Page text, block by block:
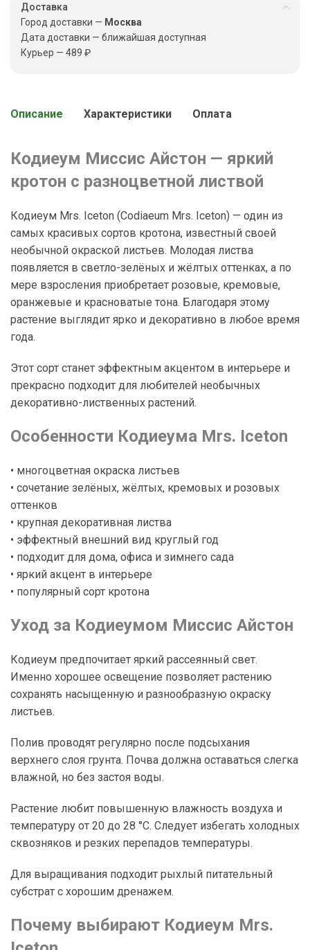
Доставка
Город доставки — Москва
Дата доставки — ближайшая доступная
Курьер — 489 ₽
Описание Характеристики Оплата
Кодиеум Миссис Айстон — яркий
кротон с разноцветной листвой
Кодиеум Mrs. Iceton (Codiaeum Mrs. Iceton) — один из
самых красивых сортов кротона, известный своей
необычной окраской листьев. Молодая листва
появляется в светло-зелёных и жёлтых оттенках, а по
мере взросления приобретает розовые, кремовые,
оранжевые и красноватые тона. Благодаря этому
растение выглядит ярко и декоративно в любое время
года.
Этот сорт станет эффектным акцентом в интерьере и
прекрасно подходит для любителей необычных
декоративно-лиственных растений.
Особенности Кодиеума Mrs. Iceton
• многоцветная окраска листьев
• сочетание зелёных, жёлтых, кремовых и розовых
оттенков
• крупная декоративная листва
• эффектный внешний вид круглый год
• подходит для дома, офиса и зимнего сада
• яркий акцент в интерьере
• популярный сорт кротона
Уход за Кодиеумом Миссис Айстон
Кодиеум предпочитает яркий рассеянный свет.
Именно хорошее освещение позволяет растению
сохранять насыщенную и разнообразную окраску
листьев.
Полив проводят регулярно после подсыхания
верхнего слоя грунта. Почва должна оставаться слегка
влажной, но без застоя воды.
Растение любит повышенную влажность воздуха и
температуру от 20 до 28 °C. Следует избегать холодных
сквозняков и резких перепадов температуры.
Для выращивания подходит рыхлый питательный
субстрат с хорошим дренажем.
Почему выбирают Кодиеум Mrs.